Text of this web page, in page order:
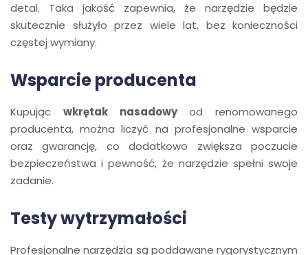
detal. Taka jakość zapewnia, że narzędzie będzie
skutecznie służyło przez wiele lat, bez konieczności
częstej wymiany.
Wsparcie producenta
Kupując wkrętak nasadowyod renomowanego
producenta, można liczyć na profesjonalne wsparcie
oraz gwarancję, co dodatkowo zwiększa poczucie
bezpieczeństwa i pewność, że narzędzie spełni swoje
zadanie.
Testy wytrzymałości
Profesjonalne narzędzia są poddawane rygorystycznym